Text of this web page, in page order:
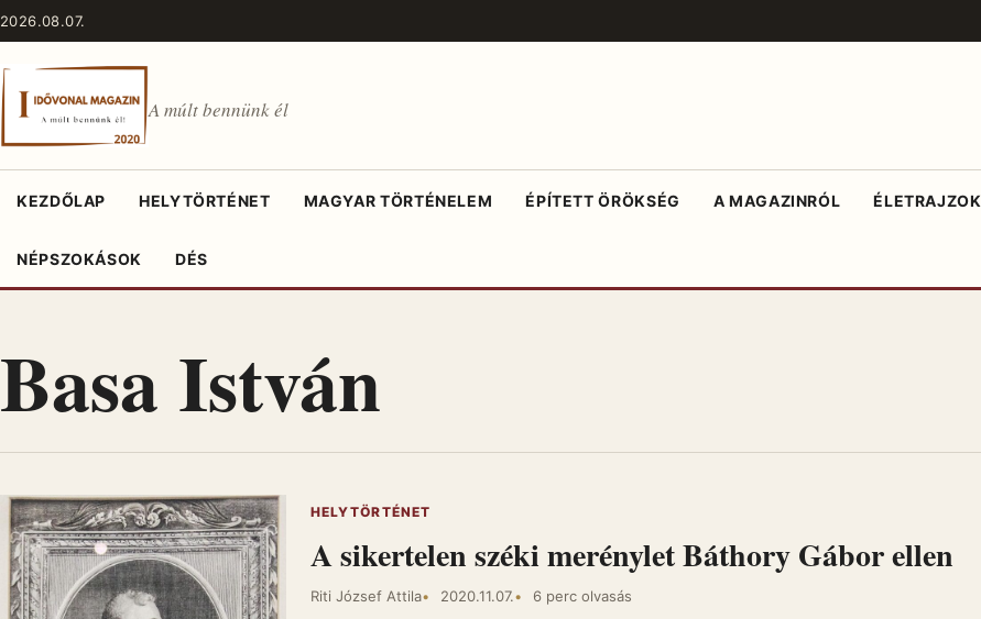
Ugrás a tartalomhoz
2026.08.07.
A múlt bennünk él
KEZDŐLAP HELYTÖRTÉNET MAGYAR TÖRTÉNELEM ÉPÍTETT ÖRÖKSÉG A MAGAZINRÓL ÉLETRAJZOK
NÉPSZOKÁSOK DÉS
Basa István
HELYTÖRTÉNET
A sikertelen széki merénylet Báthory Gábor ellen
Riti József Attila 2020.11.07. 6 perc olvasás